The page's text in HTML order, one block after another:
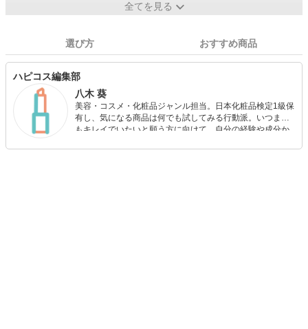
全てを見る
選び方 おすすめ商品
ハピコス編集部
八木 葵
美容・コスメ・化粧品ジャンル担当。日本化粧品検定1級保
有し、気になる商品は何でも試してみる行動派。いつまで
もキレイでいたいと願う方に向けて、自分の経験や成分か